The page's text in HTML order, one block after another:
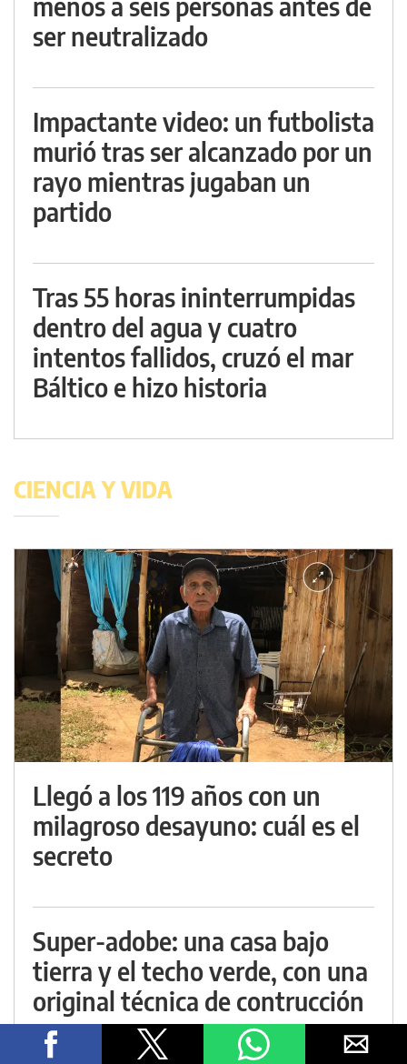
ser neutralizado
Impactante video: un futbolista
murió tras ser alcanzado por un
rayo mientras jugaban un
partido
Tras 55 horas ininterrumpidas
dentro del agua y cuatro
intentos fallidos, cruzó el mar
Báltico e hizo historia
CIENCIA Y VIDA
Llegó a los 119 años con un
milagroso desayuno: cuál es el
secreto
Super-adobe: una casa bajo
tierra y el techo verde, con una
original técnica de contrucción